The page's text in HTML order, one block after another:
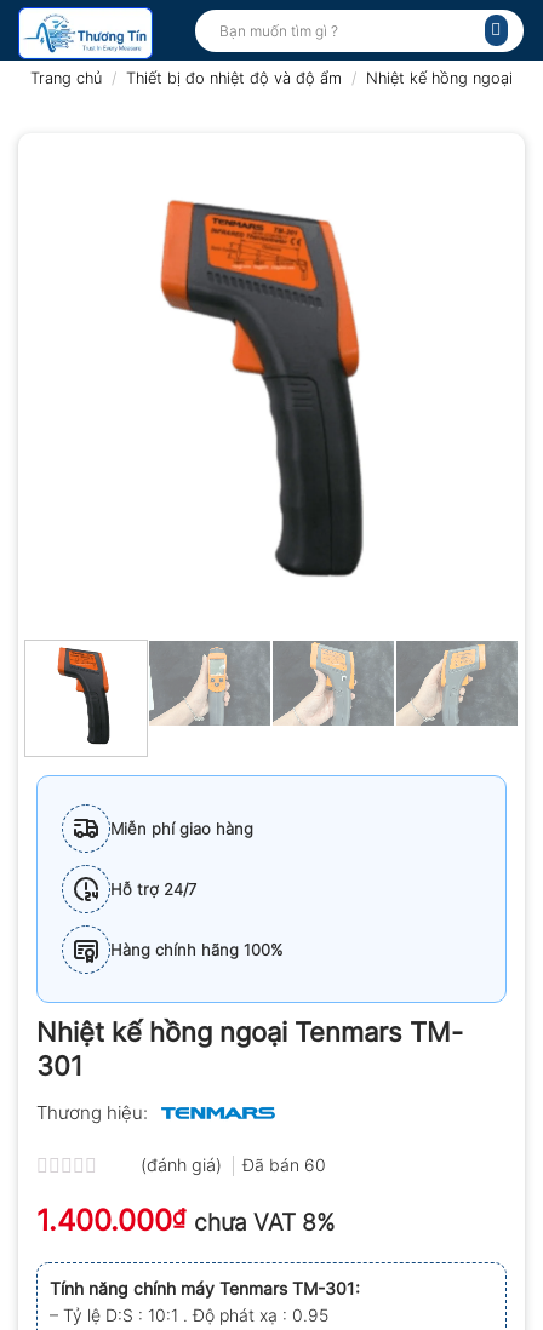
Bỏ
qua
Tìm
kiếm:
Trang chủ / Thiết bị đo nhiệt độ và độ ẩm / Nhiệt kế hồng ngoại
Miễn phí giao hàng
Hỗ trợ 24/7
Hàng chính hãng 100%
Nhiệt kế hồng ngoại Tenmars TM-
301
Thương hiệu:
xếp
hạng
5
sao
(đánh giá) Đã bán 60
1.400.000₫ chưa VAT 8%
Tính năng chính máy Tenmars TM-301:
– Tỷ lệ D:S : 10:1 . Độ phát xạ : 0.95